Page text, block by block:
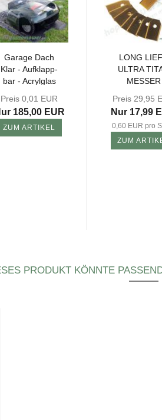
Ga­ra­ge Dach
Klar - Auf­klapp­
bar - Acryl­glas
Preis 0,01 EUR
185,00 EUR
ZUM ARTIKEL
LONG
ULTRA
MES­SER
30 Stück...
Preis 29,95
Nur 17,99
0,60 EUR pro
ZUM
PRODUKT KÖNNTE